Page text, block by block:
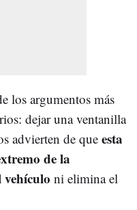
los argumentos más
dejar una ventanilla
advierten de que esta
de la
ni elimina el